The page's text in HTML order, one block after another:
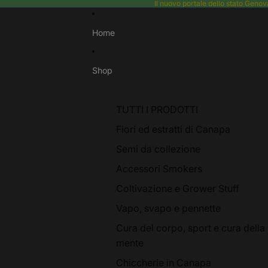
Il nuovo portale dello stato
Home
Shop